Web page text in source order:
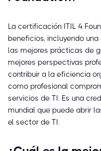
La certificación ITIL 4
beneficios, incluyendo
las mejores prácticas de
mejores perspectivas
contribuir a la eficiencia
como profesional
servicios de TI. Es una
mundial que puede abrir
el sector de TI.